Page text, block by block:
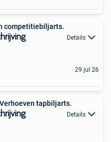
competitiebiljarts.
Details
29 jul 26
tapbiljarts.
Details